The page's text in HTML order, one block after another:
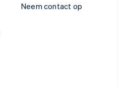
Neem contact op